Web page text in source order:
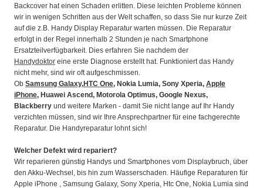
Backcover hat einen Schaden erlitten. Diese leichten Probleme können
wir in wenigen Schritten aus der Welt schaffen, so dass Sie nur kurze Zeit
auf die z.B. Handy Display Reparatur warten müssen. Die Reparatur
erfolgt in der Regel innerhalb 2 Stunden je nach Smartphone
Ersatzteilverfügbarkeit. Dies erfahren Sie nachdem der
Handydoktor eine erste Diagnose erstellt hat. Funktioniert das Handy
nicht mehr, sind wir oft aufgeschmissen.
Ob Samsung Galaxy,HTC One, Nokia Lumia, Sony Xperia, Apple
iPhone, Huawei Ascend, Motorola Optimus, Google Nexus,
Blackberry und weitere Marken - damit Sie nicht lange auf Ihr Handy
verzichten müssen, sind wir Ihre Ansprechpartner für eine fachgerechte
Reparatur. Die Handyreparatur lohnt sich!
Welcher Defekt wird repariert?
Wir reparieren günstig Handys und Smartphones vom Displaybruch, über
den Akku-Wechsel, bis hin zum Wasserschaden. Häufige Reparaturen für
Apple iPhone , Samsung Galaxy, Sony Xperia, Htc One, Nokia Lumia sind